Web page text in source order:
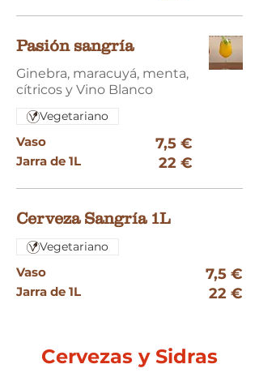
Pasión sangría
Ginebra, maracuyá, menta,
cítricos y Vino Blanco
Vaso 7,5 €
Jarra de 1L 22 €
Vegetariano
Cerveza Sangría 1L
Vaso 7,5 €
Jarra de 1L 22 €
Vegetariano
Cervezas y Sidras